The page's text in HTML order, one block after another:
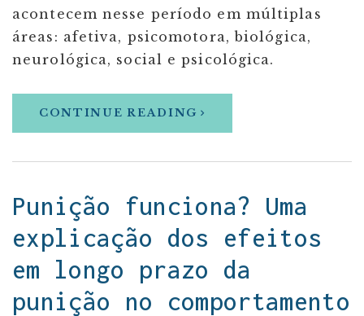
acontecem nesse período em múltiplas
áreas: afetiva, psicomotora, biológica,
neurológica, social e psicológica.
CONTINUE READING
Punição funciona? Uma
explicação dos efeitos
em longo prazo da
punição no comportamento